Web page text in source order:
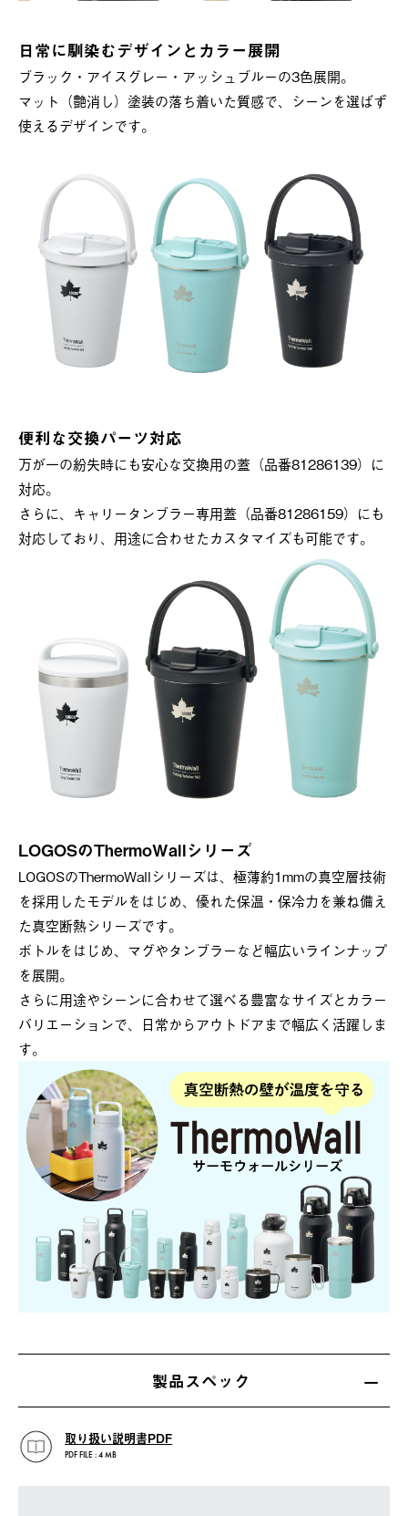
日常に馴染むデザインとカラー展開
ブラック・アイスグレー・アッシュブルーの3色展開。
マット（艶消し）塗装の落ち着いた質感で、シーンを選ばず
使えるデザインです。
便利な交換パーツ対応
万が一の紛失時にも安心な交換用の蓋（品番81286139）に
対応。
さらに、キャリータンブラー専用蓋（品番81286159）にも
対応しており、用途に合わせたカスタマイズも可能です。
LOGOSのThermoWallシリーズ
LOGOSのThermoWallシリーズは、極薄約1mmの真空層技術
を採用したモデルをはじめ、優れた保温・保冷力を兼ね備え
た真空断熱シリーズです。
ボトルをはじめ、マグやタンブラーなど幅広いラインナップ
を展開。
さらに用途やシーンに合わせて選べる豊富なサイズとカラー
バリエーションで、日常からアウトドアまで幅広く活躍しま
す。
製品スペック
取り扱い説明書PDF
PDF FILE : 4 MB